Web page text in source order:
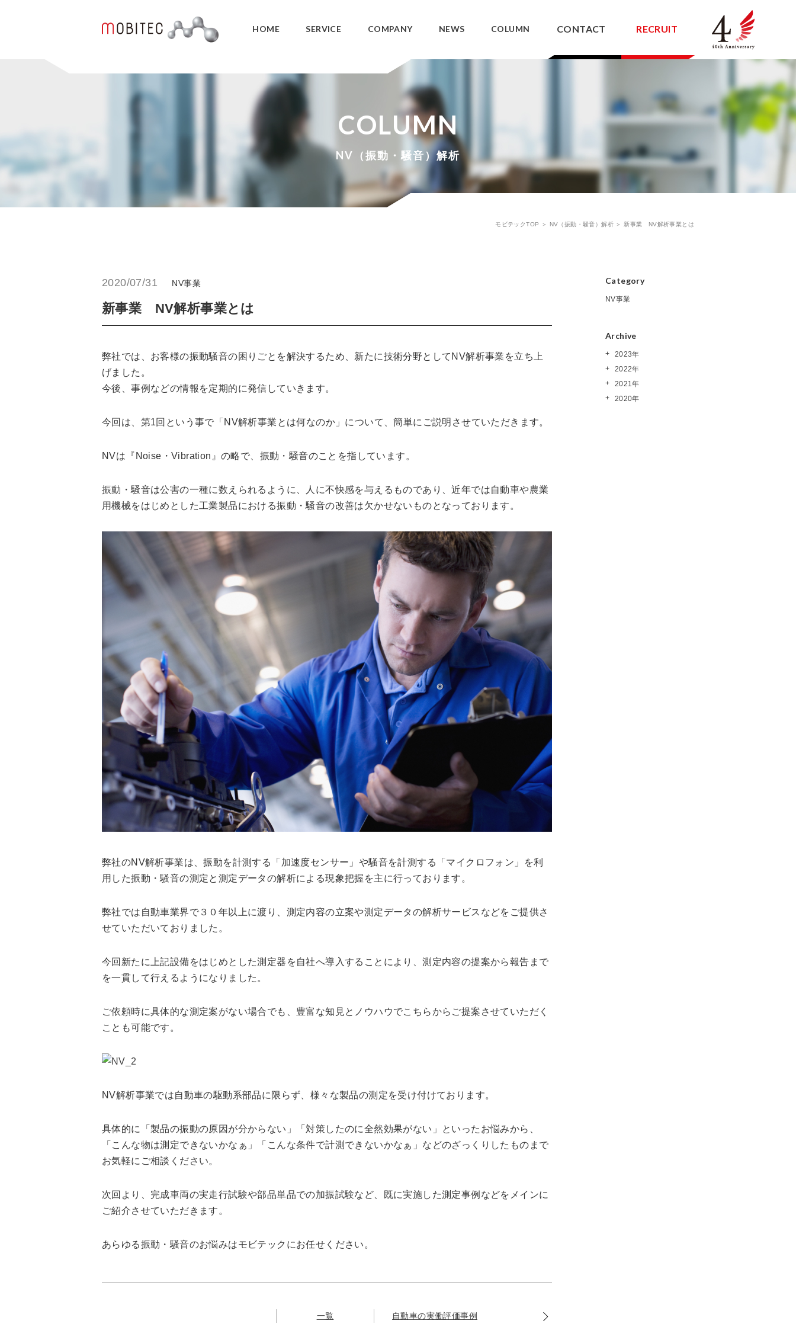
HOME SERVICE
3Dデジタルエンジニアリング事業
3DCADカスタマイズ
データ管理システム
SOLIDWORKS PDM
NV解析サービス
COMPANY NEWS COLUMN CONTACT RECRUIT
COLUMN
NV（振動・騒音）解析
モビテックTOP ＞ NV（振動・騒音）解析 ＞ 新事業 NV解析事業とは
2020/07/31 NV事業
新事業 NV解析事業とは
弊社では、お客様の振動騒音の困りごとを解決するため、新たに技術分野としてNV解析事業を立ち上
げました。
今後、事例などの情報を定期的に発信していきます。
今回は、第1回という事で「NV解析事業とは何なのか」について、簡単にご説明させていただきます。
NVは『Noise・Vibration』の略で、振動・騒音のことを指しています。
振動・騒音は公害の一種に数えられるように、人に不快感を与えるものであり、近年では自動車や農業
用機械をはじめとした工業製品における振動・騒音の改善は欠かせないものとなっております。
弊社のNV解析事業は、振動を計測する「加速度センサー」や騒音を計測する「マイクロフォン」を利
用した振動・騒音の測定と測定データの解析による現象把握を主に行っております。
弊社では自動車業界で３０年以上に渡り、測定内容の立案や測定データの解析サービスなどをご提供さ
せていただいておりました。
今回新たに上記設備をはじめとした測定器を自社へ導入することにより、測定内容の提案から報告まで
を一貫して行えるようになりました。
ご依頼時に具体的な測定案がない場合でも、豊富な知見とノウハウでこちらからご提案させていただく
ことも可能です。
NV解析事業では自動車の駆動系部品に限らず、様々な製品の測定を受け付けております。
具体的に「製品の振動の原因が分からない」「対策したのに全然効果がない」といったお悩みから、
「こんな物は測定できないかなぁ」「こんな条件で計測できないかなぁ」などのざっくりしたものまで
お気軽にご相談ください。
次回より、完成車両の実走行試験や部品単品での加振試験など、既に実施した測定事例などをメインに
ご紹介させていただきます。
あらゆる振動・騒音のお悩みはモビテックにお任せください。
一覧 自動車の実働評価事例
Category
NV事業
Archive
2023年
2022年
2021年
2020年